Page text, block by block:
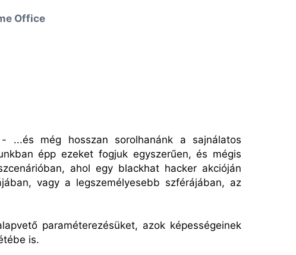
Office
...és még hosszan sorolhanánk a sajnálatos
épp ezeket fogjuk egyszerűen, és mégis
ahol egy blackhat hacker akcióján
vagy a legszemélyesebb szférájában, az
paraméterezésüket, azok képességeinek
is.